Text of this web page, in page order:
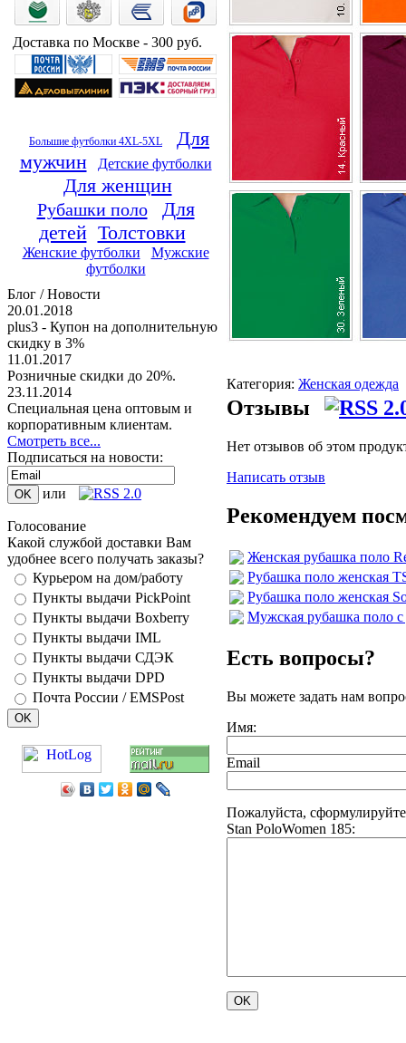
Доставка по Москве - 300 руб.
Большие футболки 4XL-5XL
Для
мужчин
Детские футболки
Для женщин
Рубашки поло
Для
детей Толстовки
Женские футболки
Мужские
футболки
Блог / Новости
20.01.2018
plus3 - Купон на дополнительную
скидку в 3%
11.01.2017
Розничные скидки до 20%.
23.11.2014
Специальная цена оптовым и
корпоративным клиентам.
Смотреть все...
Подписаться на новости:
или
Голосование
Какой службой доставки Вам
удобнее всего получать заказы?
Курьером на дом/работу
Пункты выдачи PickPoint
Пункты выдачи Boxberry
Пункты выдачи IML
Пункты выдачи СДЭК
Пункты выдачи DPD
Почта России / EMSPost
Категория: Женская одежда
Отзывы
Нет отзывов об этом
Написать отзыв
Рекомендуем
Женская рубашка поло
Рубашка поло женская
Рубашка поло женская
Мужская рубашка поло
Есть вопросы?
Вы можете задать нам
Имя:
Email
Пожалуйста,
Stan PoloWomen 185: